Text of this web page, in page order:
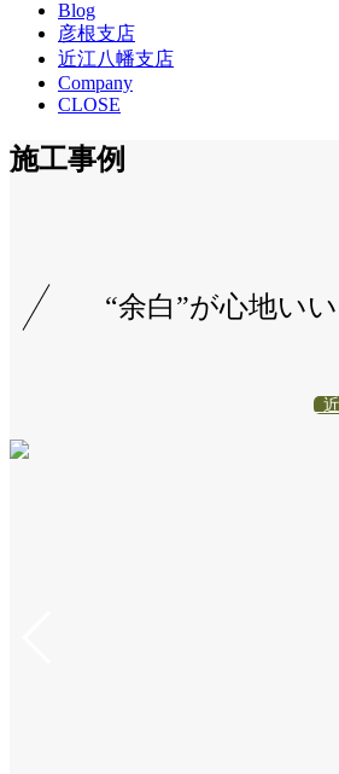
Blog
彦根支店
近江八幡支店
Company
CLOSE
施工事例
“余白”が心地い
近